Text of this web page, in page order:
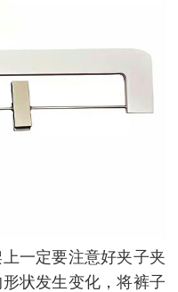
上一定要注意好夹子夹
状发生变化，将裤子